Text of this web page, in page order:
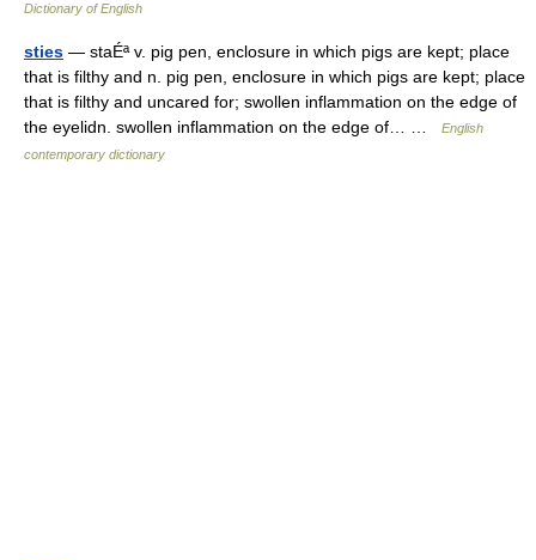
Dictionary of English
sties — staÉª v. pig pen, enclosure in which pigs are kept; place
that is filthy and n. pig pen, enclosure in which pigs are kept; place
that is filthy and uncared for; swollen inflammation on the edge of
the eyelidn. swollen inflammation on the edge of… …
English
contemporary dictionary